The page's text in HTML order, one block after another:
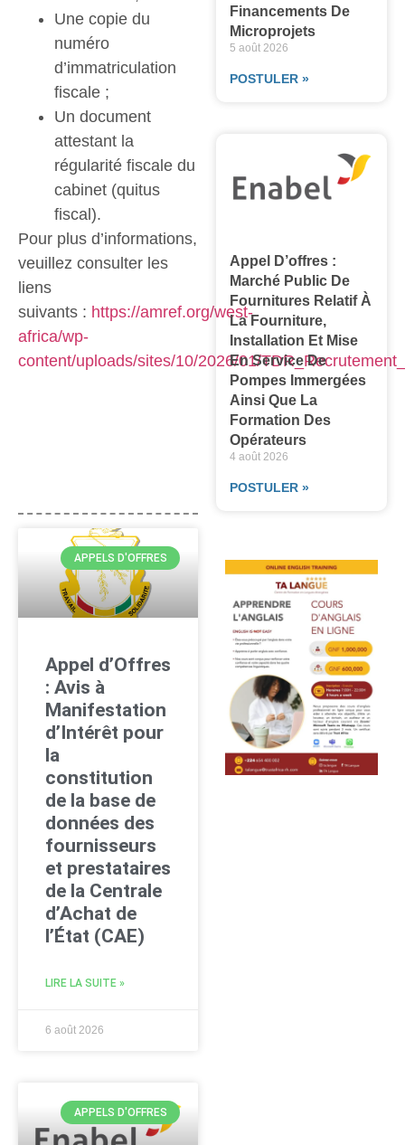
Une copie du
numéro
d’immatriculation
fiscale ;
Un document
attestant la
régularité fiscale du
cabinet (quitus
fiscal).
Pour plus d’informations,
veuillez consulter les
liens
suivants : https://amref.org/west-
africa/wp-
content/uploads/sites/10/2026/01/
APPELS D'OFFRES
Appel d’Offres
: Avis à
Manifestation
d’Intérêt pour
la
constitution
de la base de
données des
fournisseurs
et prestataires
de la Centrale
d’Achat de
l’État (CAE)
LIRE LA SUITE »
6 août 2026
APPELS D'OFFRES
Financements De
Microprojets
5 août 2026
POSTULER »
Appel D’offres :
Marché Public De
Fournitures Relatif À
La Fourniture,
Installation Et Mise
En Service De
Pompes Immergées
Ainsi Que La
Formation Des
Opérateurs
4 août 2026
POSTULER »